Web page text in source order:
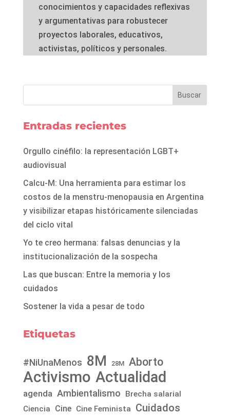
conocimientos y capacidades reflexivas
y argumentativas para robustecer
proyectos laborales, educativos,
activistas, políticos y personales.
Entradas recientes
Orgullo cinéfilo: la representación LGBT+
audiovisual
Calcu-M: Una herramienta para estimar los
costos de la menstru-menopausia en Argentina
y visibilizar etapas históricamente silenciadas
del ciclo vital
Yo te creo hermana: falsas denuncias y la
institucionalización de la sospecha
Las que buscan: Entre la memoria y los
cuidados
Sostener la vida a pesar de todo
Etiquetas
#NiUnaMenos 8M 28M Aborto
Activismo Actualidad
agenda Ambientalismo
Brecha salarial
Ciencia
Cine Cine Feminista Cuidados